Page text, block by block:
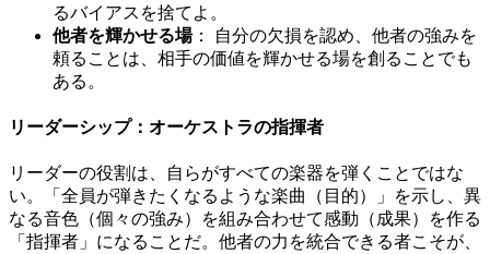
るバイアスを捨てよ。
他者を輝かせる場： 自分の欠損を認め、他者の強みを
頼ることは、相手の価値を輝かせる場を創ることでも
ある。
リーダーシップ：オーケストラの指揮者
リーダーの役割は、自らがすべての楽器を弾くことではな
い。「全員が弾きたくなるような楽曲（目的）」を示し、異
なる音色（個々の強み）を組み合わせて感動（成果）を作る
「指揮者」になることだ。他者の力を統合できる者こそが、